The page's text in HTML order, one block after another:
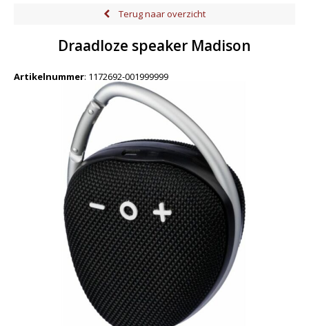
Terug naar overzicht
Draadloze speaker Madison
Artikelnummer: 1172692-001999999